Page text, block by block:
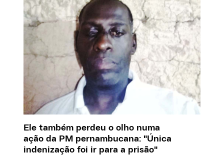
Ele também perdeu o olho numa
ação da PM pernambucana: "Única
indenização foi ir para a prisão"